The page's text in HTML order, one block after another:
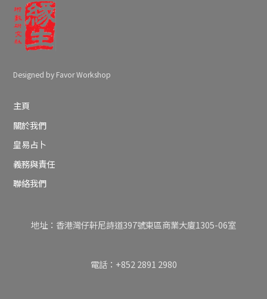
Designed by Favor Workshop
主頁
關於我們
皇易占卜
義務與責任
聯絡我們
地址：香港灣仔軒尼詩道397號東區商業大廈1305-06室
電話：+852 2891 2980